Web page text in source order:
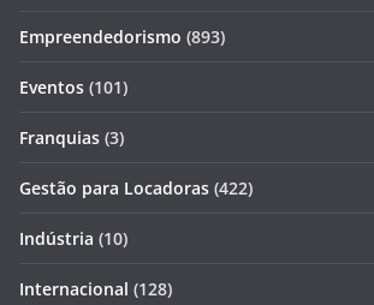
Empreendedorismo (893)
Eventos (101)
Franquias (3)
Gestão para Locadoras (422)
Indústria (10)
Internacional (128)